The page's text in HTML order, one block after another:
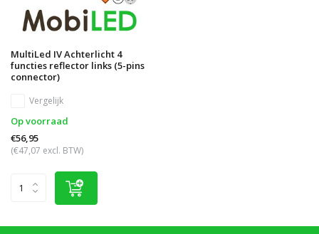
MultiLed IV Achterlicht 4
functies reflector links (5-pins
connector)
Vergelijk
Op voorraad
€56,95
(€47,07 excl. BTW)